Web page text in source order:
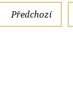
Předchozí